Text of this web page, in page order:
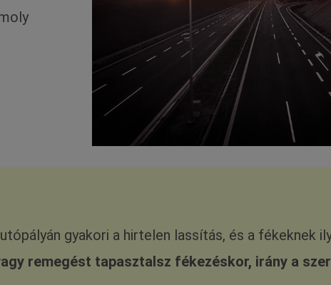
gyakori a hirtelen lassítás, és a fékeknek
remegést tapasztalsz fékezéskor, irány a